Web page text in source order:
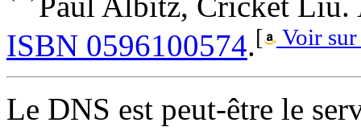
ISBN 0596100574.[ Voir
Le DNS est peut-être le